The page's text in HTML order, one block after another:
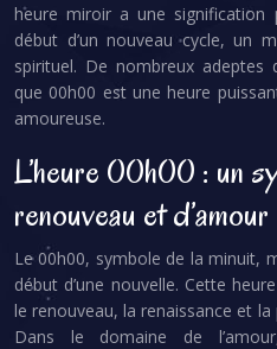
heure miroir a une signification
début d’un nouveau cycle, un
spirituel. De nombreux adeptes
que 00h00 est une heure
amoureuse.
L’heure 00h00 : un
renouveau et d’amour
Le 00h00, symbole de la minuit,
début d’une nouvelle. Cette
le renouveau, la renaissance et la
Dans le domaine de